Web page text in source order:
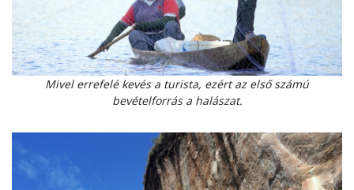
Mivel errefelé kevés a turista, ezért az első számú
bevételforrás a halászat.